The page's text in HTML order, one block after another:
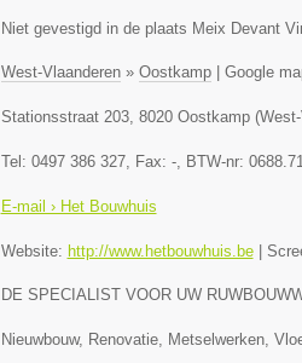
Niet gevestigd in de plaats Meix Devant
West-Vlaanderen» Oostkamp| Google
Stationsstraat 203, 8020 Oostkamp(
Tel: 0497 386 327, Fax: -, BTW-nr:
E-mail › Het Bouwhuis
Website: http://www.hetbouwhuis.be|
DE SPECIALIST VOOR UW
Nieuwbouw, Renovatie, Metselwerken,